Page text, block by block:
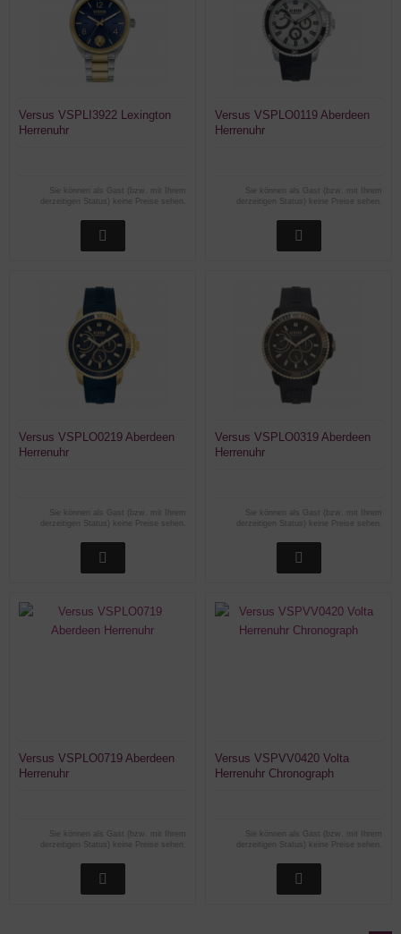
Versus VSPLI3922 Lexington
Herrenuhr
Sie können als Gast (bzw. mit Ihrem
derzeitigen Status) keine Preise sehen.
Versus VSPLO0119 Aberdeen
Herrenuhr
Sie können als Gast (bzw. mit Ihrem
derzeitigen Status) keine Preise sehen.
Versus VSPLO0219 Aberdeen
Herrenuhr
Sie können als Gast (bzw. mit Ihrem
derzeitigen Status) keine Preise sehen.
Versus VSPLO0319 Aberdeen
Herrenuhr
Sie können als Gast (bzw. mit Ihrem
derzeitigen Status) keine Preise sehen.
Versus VSPLO0719 Aberdeen
Herrenuhr
Sie können als Gast (bzw. mit Ihrem
derzeitigen Status) keine Preise sehen.
Versus VSPVV0420 Volta
Herrenuhr Chronograph
Sie können als Gast (bzw. mit Ihrem
derzeitigen Status) keine Preise sehen.